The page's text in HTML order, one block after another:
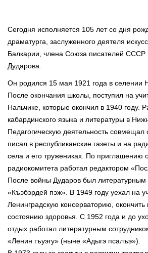
Сегодня исполняется 105 лет со дня
драматурга, заслуженного деятеля
Балкарии, члена Союза писателей СССР
Дударова.
Он родился 15 мая 1921 года в селении
После окончания школы, поступил на
Нальчике, которые окончил в 1940 году.
кабардинского языка и литературы в
Педагогическую деятельность совмещал
писал в республиканские газеты и на
села и его тружениках. По приглашению
радиокомитета работал редактором
После войны Дударов был литературным
«Къэбэрдей пэж». В 1949 году уехал на
Ленинградскую консерваторию,
состоянию здоровья. С 1952 года и до
отдых работал литературным
«Ленин гъуэгу» (ныне «Адыгэ псалъэ»).